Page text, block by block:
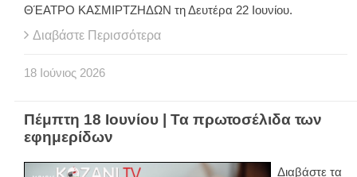
ΘΈΑΤΡΟ ΚΑΣΜΙΡΤΖΗΔΩΝ τη Δευτέρα 22 Ιουνίου.
Διαβάστε Περισσότερα
18 Ιούνιος 2026
Πέμπτη 18 Ιουνίου | Τα πρωτοσέλιδα των
εφημερίδων
Διαβάστε τα